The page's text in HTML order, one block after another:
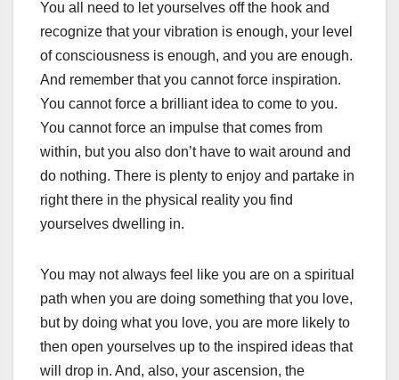
You all need to let yourselves off the hook and
recognize that your vibration is enough, your level
of consciousness is enough, and you are enough.
And remember that you cannot force inspiration.
You cannot force a brilliant idea to come to you.
You cannot force an impulse that comes from
within, but you also don’t have to wait around and
do nothing. There is plenty to enjoy and partake in
right there in the physical reality you find
yourselves dwelling in.
You may not always feel like you are on a spiritual
path when you are doing something that you love,
but by doing what you love, you are more likely to
then open yourselves up to the inspired ideas that
will drop in. And, also, your ascension, the